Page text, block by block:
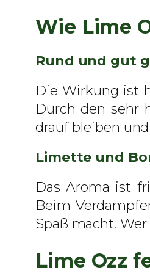
Wie Lime
Rund und gut
Die Wirkung ist
Durch den sehr
drauf bleiben
Limette und
Das Aroma ist
Beim
Spaß macht.
Lime Ozz